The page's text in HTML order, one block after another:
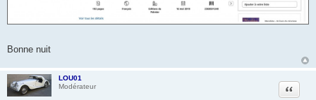
Bonne nuit
LOU01
Modérateur
Citation